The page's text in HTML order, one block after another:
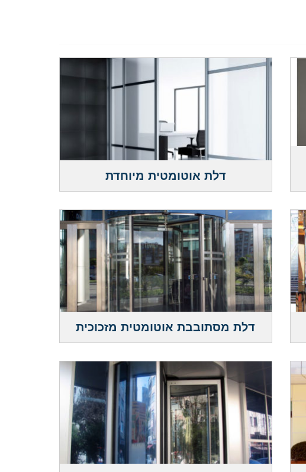
דלת אוטומטית מיוחדת
דלת מסתובבת אוטומטית מזכוכית